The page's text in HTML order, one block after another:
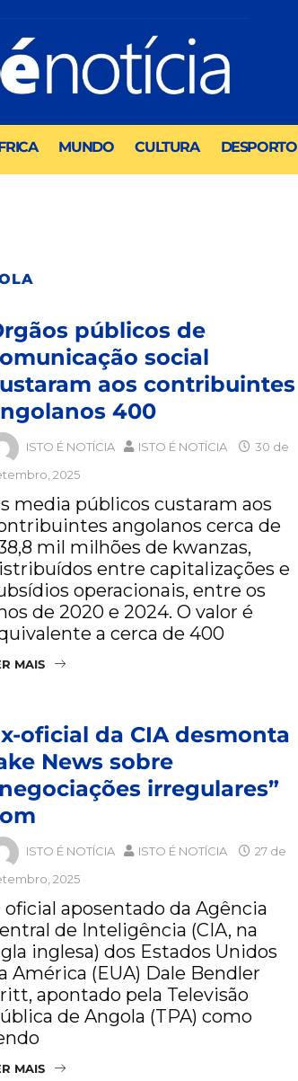
MUNDO CULTURA DESPORTO
públicos de
social
aos contribuintes
400
ISTO É NOTÍCIA ISTO É NOTÍCIA
30 de
2025
media públicos custaram aos
angolanos cerca de
mil milhões de kwanzas,
entre capitalizações e
operacionais, entre os
de 2020 e 2024. O valor é
a cerca de 400
MAIS
oficial da CIA desmonta
News sobre
irregulares”
ISTO É NOTÍCIA ISTO É NOTÍCIA
27 de
2025
oficial aposentado da Agência
de Inteligência (CIA, na
inglesa) dos Estados Unidos
América (EUA) Dale Bendler
apontado pela Televisão
de Angola (TPA) como
MAIS